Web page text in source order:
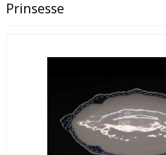
Prinsesse